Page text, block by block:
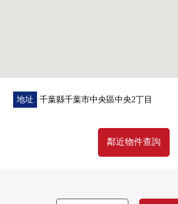
▼周邊環境
・在1樓24小時營業的超市有
地址 千葉縣千葉市中央區中央2丁目
鄰近物件查詢